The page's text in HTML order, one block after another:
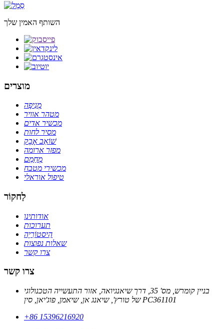
השותף האמין שלך
מוצרים
מְנִיפָה
מטהר אוויר
מכשיר אדים
מסיר לחות
שׁוֹאֵב אָבָק
מפזר ארומה
מְחַמֵם
מכשירי מטבח
טיפול אוראלי
לַחקוֹר
אודותינו
תערוכות
הִיסטוֹרִיָה
שאלות נפוצות
צרו קשר
צרו קשר
בניין קומרש, מס' 35, דרך שיאנגיואה, אזור התעשייה הטכנולוגי
של טורץ', שיאנג אן, שיאמן, פוג'יאן, סין PC361101
+86 15396216920